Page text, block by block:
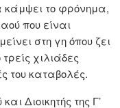
κάμψει το φρόνημα,
που είναι
στη γη όπου ζει
χιλιάδες
του καταβολές.
Διοικητής της Γ’